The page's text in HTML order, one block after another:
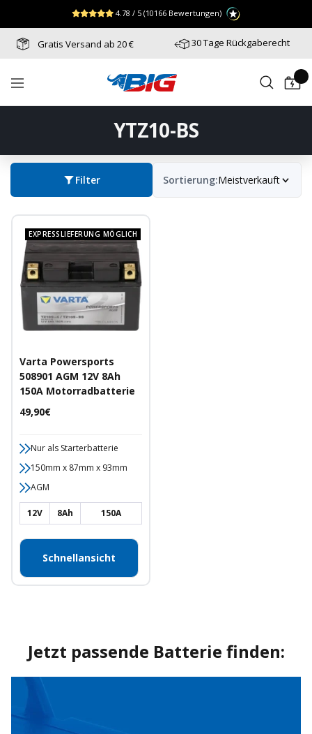
Zum Menü springen
Fußzeile springen
Barrierefreiheits-Widget öffnen
Inhalt
4.78 / 5 (10166 Bewertungen)
Gratis Versand ab 20 € 30 Tage Rückgaberecht
Navigation
Batterie-
YTZ10-BS
Filter Sortierung:Meistverkauft
EXPRESSLIEFERUNG MÖGLICH
Varta Powersports
508901 AGM 12V 8Ah
150A Motorradbatterie
Angebotspreis
49,90€
Nur als Starterbatterie
150mm x 87mm x 93mm
AGM
12V 8Ah 150A
Schnellansicht
Jetzt passende Batterie finden: